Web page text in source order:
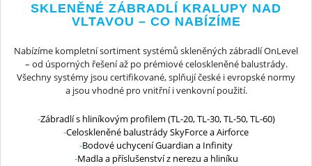
SKLENĚNÉ ZÁBRADLÍ KRALUPY NAD
VLTAVOU – CO NABÍZÍME
Nabízíme kompletní sortiment systémů skleněných zábradlí OnLevel
– od úsporných řešení až po prémiové celoskleněné balustrády.
Všechny systémy jsou certifikované, splňují české i evropské normy
a jsou vhodné pro vnitřní i venkovní použití.
Zábradlí s hliníkovým profilem (TL-20, TL-30, TL-50, TL-60)
Celoskleněné balustrády SkyForce a Airforce
Bodové uchycení Guardian a Infinity
Madla a příslušenství z nerezu a hliníku